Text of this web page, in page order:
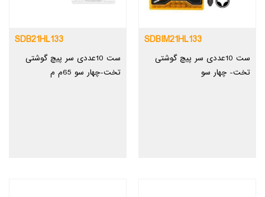
SDBIM21HL133
ست 10عددی سر پیچ گوشتی
تخت- چهار سو
SDB21HL133
ست 10عددی سر پیچ گوشتی
تخت-چهار سو 65م م